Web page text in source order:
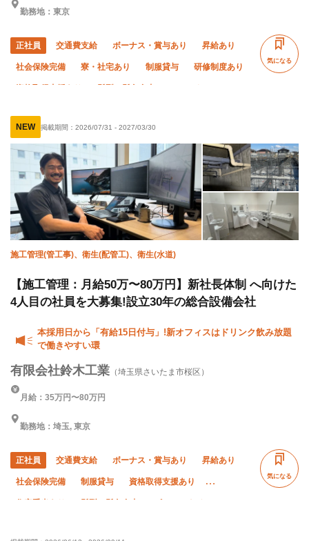
勤務地：東京
正社員 交通費支給 ボーナス・賞与あり 昇給あり
社会保険完備 寮・社宅あり 制服貸与 研修制度あり
資格取得支援あり 髪型・髪色自由 WワークOK
直帰・直行OK 転勤なし
気になる
NEW 掲載期間： 2026/07/31 - 2027/03/30
施工管理(管工事)、衛生(配管工)、衛生(水道)
【施工管理：月給50万〜80万円】新社長体制 へ向けた
4人目の社員を大募集!設立30年の総合設備会社
本採用日から「有給15日付与」!新オフィスはドリンク飲み放題
で働きやすい環
有限会社鈴木工業 （埼玉県さいたま市桜区）
月給：35万円〜80万円
勤務地：埼玉, 東京
正社員 交通費支給 ボーナス・賞与あり 昇給あり
社会保険完備 制服貸与 資格取得支援あり
気になる